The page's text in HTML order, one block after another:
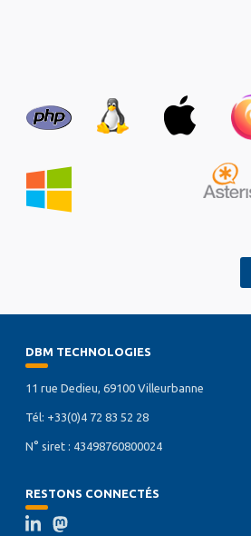
DBM TECHNOLOGIES
11 rue Dedieu, 69100 Villeurbanne
Tél: +33(0)4 72 83 52 28
N° siret : 43498760800024
RESTONS CONNECTÉS